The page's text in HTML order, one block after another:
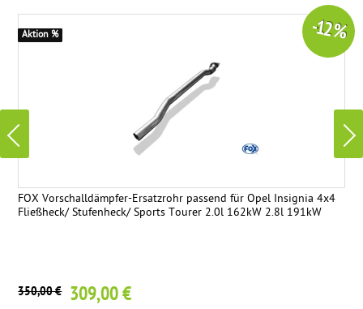
FOX Vorschalldämpfer-Ersatzrohr passend für Opel Insignia 4x4
Fließheck/ Stufenheck/ Sports Tourer 2.0l 162kW 2.8l 191kW
350,00 € 309,00 €
-12 %
Aktion %